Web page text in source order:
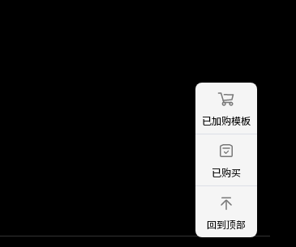
已加购模板
已购买
回到顶部